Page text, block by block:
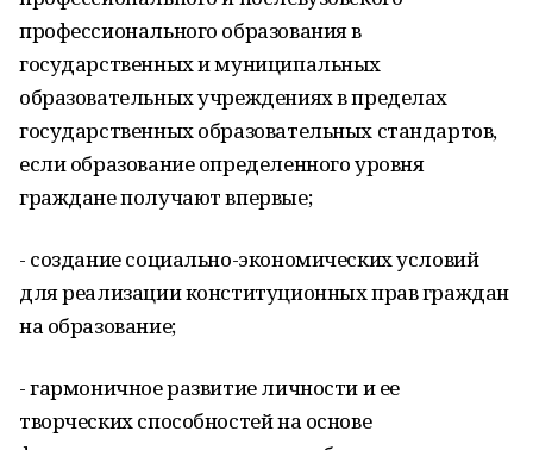
профессионального образования в
государственных и муниципальных
образовательных учреждениях в пределах
государственных образовательных стандартов,
если образование определенного уровня
граждане получают впервые;
- создание социально-экономических условий
для реализации конституционных прав граждан
на образование;
- гармоничное развитие личности и ее
творческих способностей на основе